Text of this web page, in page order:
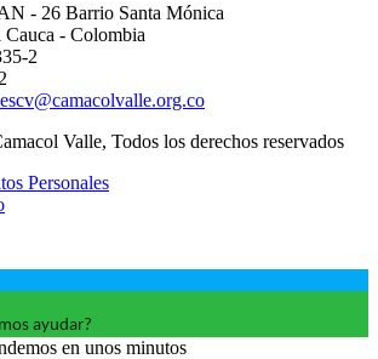
- 26 Barrio Santa Mónica
- Colombia
2
Valle, Todos los derechos reservados
Personales
ayudar?
en unos minutos